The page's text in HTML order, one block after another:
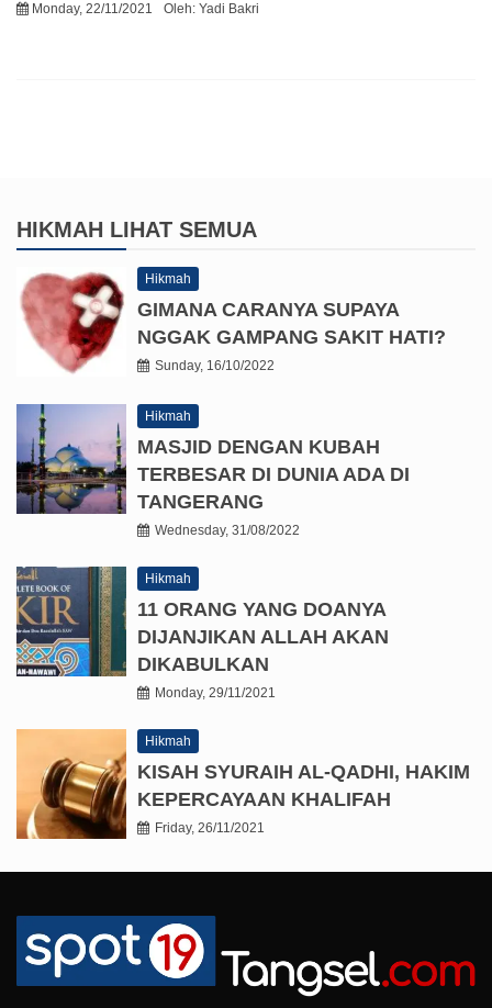
Monday, 22/11/2021 Oleh: Yadi Bakri
HIKMAH LIHAT SEMUA
Hikmah
GIMANA CARANYA SUPAYA
NGGAK GAMPANG SAKIT HATI?
Sunday, 16/10/2022
Hikmah
MASJID DENGAN KUBAH
TERBESAR DI DUNIA ADA DI
TANGERANG
Wednesday, 31/08/2022
Hikmah
11 ORANG YANG DOANYA
DIJANJIKAN ALLAH AKAN
DIKABULKAN
Monday, 29/11/2021
Hikmah
KISAH SYURAIH AL-QADHI, HAKIM
KEPERCAYAAN KHALIFAH
Friday, 26/11/2021